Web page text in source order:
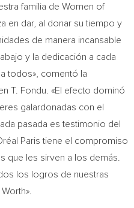
familia de Women of
en dar, al donar su tiempo y
de manera incansable
y la dedicación a cada
todos», comentó la
T. Fondu. «El efecto dominó
galardonadas con el
pasada es testimonio del
Paris tiene el compromiso
que les sirven a los demás.
los logros de nuestras